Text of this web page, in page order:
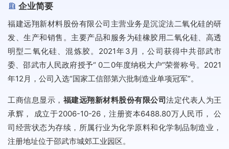
企业简要
福建远翔新材料股份有限公司主营业务是沉淀法二氧化硅的研
发、生产和销售。主要产品和服务为硅橡胶用二氧化硅、高透
明型二氧化硅、混炼胶。2021年3月，公司获得中共邵武市
委、邵武市人民政府授予“ 0二0年度纳税大户”荣誉称号。2021
年12月，公司入选“国家工信部第六批制造业单项冠军”。
工商信息显示， 福建远翔新材料股份有限公司法定代表人为王
承辉， 成立于2006-10-26，注册资本6488.80万人民币， 公
司经营状态为存续，所属行业为化学原料和化学制品制造业，
注册地址位于邵武市城郊工业园区。